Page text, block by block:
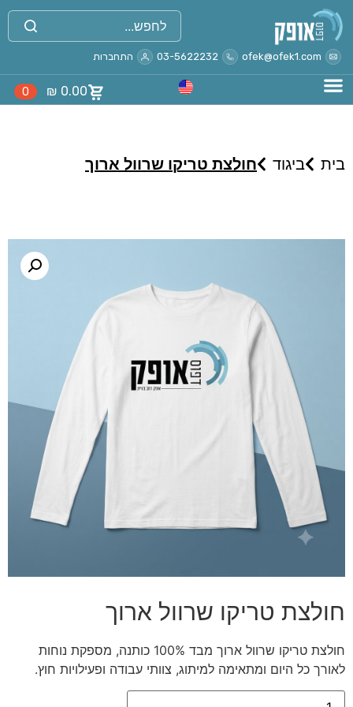
ofek@ofek1.com
03-5622232 התחברות
₪ 0.00
0
בית ביגוד חולצת טריקו שרוול ארוך
חולצת טריקו שרוול ארוך
חולצת טריקו שרוול ארוך מבד 100% כותנה, מספקת נוחות
לאורך כל היום ומתאימה למיתוג, צוותי עבודה ופעילויות חוץ.